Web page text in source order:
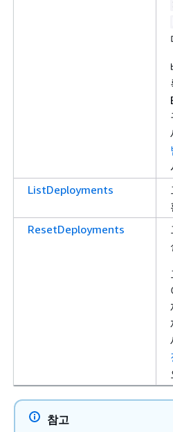
ListDeployments
ResetDeployments
참고